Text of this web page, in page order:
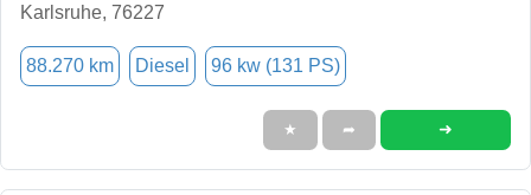
Karlsruhe, 76227
88.270 km Diesel 96 kw (131 PS)
★ ➦ ➜